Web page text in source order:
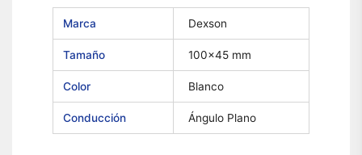
Marca Dexson
Tamaño 100×45 mm
Color Blanco
Conducción Ángulo Plano